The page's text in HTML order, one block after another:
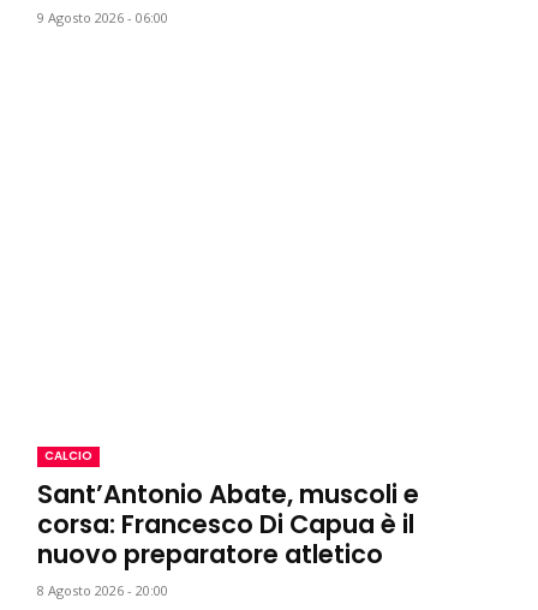
9 Agosto 2026 - 06:00
CALCIO
Sant’Antonio Abate, muscoli e
corsa: Francesco Di Capua è il
nuovo preparatore atletico
8 Agosto 2026 - 20:00